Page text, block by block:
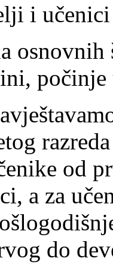
i učenici
od
a za
do